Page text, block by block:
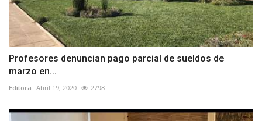
Profesores denuncian pago parcial de sueldos de
marzo en...
Editora Abril 19, 2020 2798